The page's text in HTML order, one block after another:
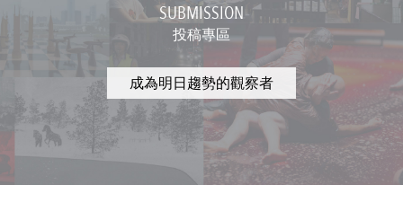
SUBMISSION
投稿專區
成為明日趨勢的觀察者